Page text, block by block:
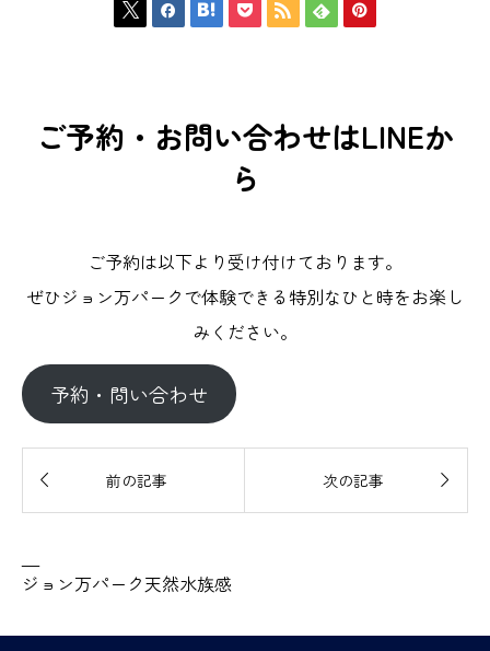
      
ご予約・お問い合わせはLINEか
ら
ご予約は以下より受け付けております。
ぜひジョン万パークで体験できる特別なひと時をお楽し
みください。
予約・問い合わせ
 前の記事 次の記事 
—
ジョン万パーク天然水族感